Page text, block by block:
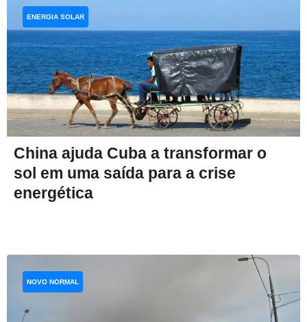
China ajuda Cuba a transformar o
sol em uma saída para a crise
energética
ENERGIA SOLAR
NOVO NORMAL